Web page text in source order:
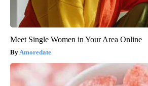
Meet Single Women in Your Area Online
Amoredate